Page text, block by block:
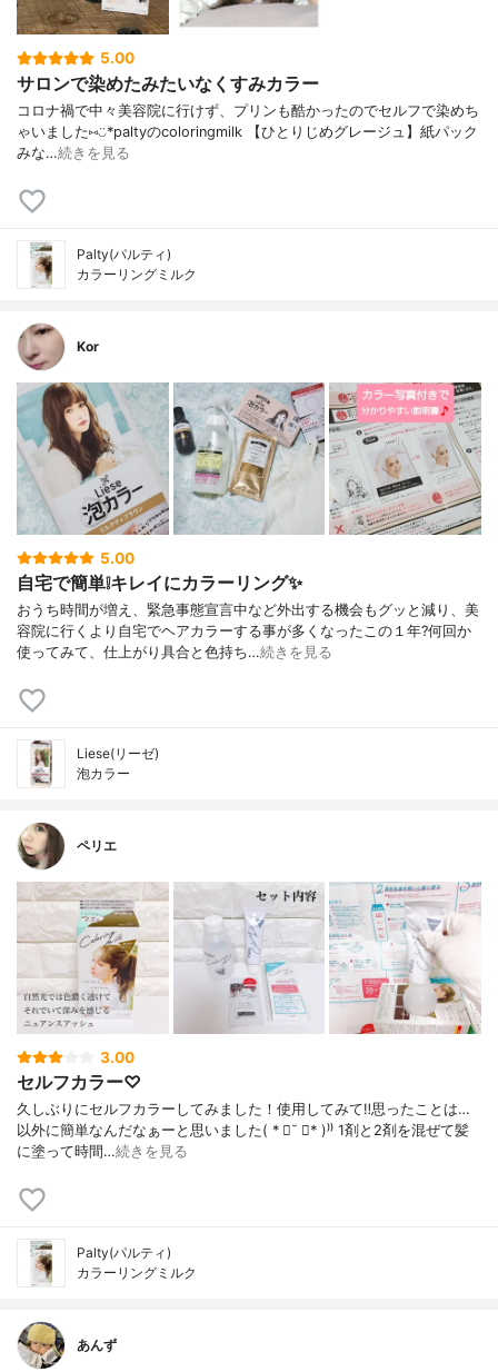
5.00
サロンで染めたみたいなくすみカラー
コロナ禍で中々美容院に行けず、プリンも酷かったのでセルフで染めち
ゃいました⑅︎◡̈︎*paltyのcoloringmilk 【ひとりじめグレージュ】紙パック
みな…続きを見る
Palty(パルティ)
カラーリングミルク
Kor
5.00
自宅で簡単❕キレイにカラーリング✨
おうち時間が増え、緊急事態宣言中など外出する機会もグッと減り、美
容院に行くより自宅でヘアカラーする事が多くなったこの１年?何回か
使ってみて、仕上がり具合と色持ち…続きを見る
Liese(リーゼ)
泡カラー
ペリエ
3.00
セルフカラー♡
久しぶりにセルフカラーしてみました！使用してみて‼️思ったことは…
以外に簡単なんだなぁーと思いました( * ॑˘ ॑* )⁾⁾ 1剤と2剤を混ぜて髪
に塗って時間…続きを見る
Palty(パルティ)
カラーリングミルク
あんず